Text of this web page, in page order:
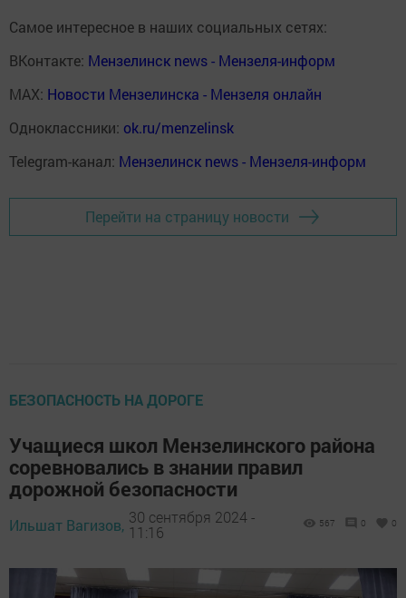
Самое интересное в наших социальных сетях:
ВКонтакте: Мензелинск news - Мензеля-информ
MAX: Новости Мензелинска - Мензеля онлайн
Одноклассники: ok.ru/menzelinsk
Telegram-канал: Мензелинск news - Мензеля-информ
Перейти на страницу новости
БЕЗОПАСНОСТЬ НА ДОРОГЕ
Учащиеся школ Мензелинского района
соревновались в знании правил
дорожной безопасности
Ильшат Вагизов, 30 сентября 2024 -
11:16
567 0 0